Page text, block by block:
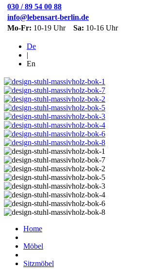
030 / 89 54 00 88
info@lebensart-berlin.de
Mo-Fr: 10-19 Uhr Sa: 10-16 Uhr
De
|
En
Home
Möbel
Sitzmöbel